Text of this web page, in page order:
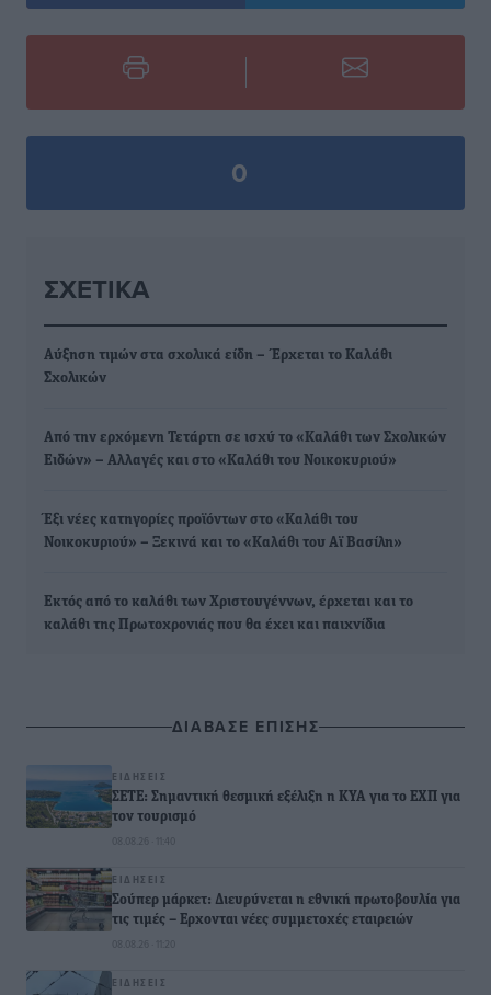
0
ΣΧΕΤΙΚΆ
Αύξηση τιμών στα σχολικά είδη – Έρχεται το Καλάθι
Σχολικών
Από την ερχόμενη Τετάρτη σε ισχύ το «Καλάθι των Σχολικών
Ειδών» – Αλλαγές και στο «Καλάθι του Νοικοκυριού»
Έξι νέες κατηγορίες προϊόντων στο «Καλάθι του
Νοικοκυριού» – Ξεκινά και το «Καλάθι του Αϊ Βασίλη»
Εκτός από το καλάθι των Χριστουγέννων, έρχεται και το
καλάθι της Πρωτοχρονιάς που θα έχει και παιχνίδια
ΔΙΑΒΑΣΕ ΕΠΙΣΗΣ
ΕΙΔΉΣΕΙΣ
ΣΕΤΕ: Σημαντική θεσμική εξέλιξη η ΚΥΑ για το ΕΧΠ για
τον τουρισμό
08.08.26 · 11:40
ΕΙΔΉΣΕΙΣ
Σούπερ μάρκετ: Διευρύνεται η εθνική πρωτοβουλία για
τις τιμές – Eρχονται νέες συμμετοχές εταιρειών
08.08.26 · 11:20
ΕΙΔΉΣΕΙΣ